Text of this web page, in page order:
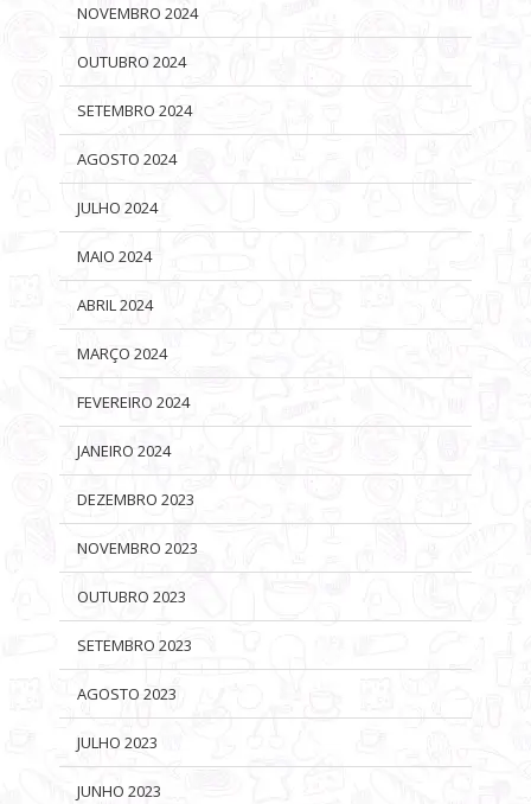
NOVEMBRO 2024
OUTUBRO 2024
SETEMBRO 2024
AGOSTO 2024
JULHO 2024
MAIO 2024
ABRIL 2024
MARÇO 2024
FEVEREIRO 2024
JANEIRO 2024
DEZEMBRO 2023
NOVEMBRO 2023
OUTUBRO 2023
SETEMBRO 2023
AGOSTO 2023
JULHO 2023
JUNHO 2023